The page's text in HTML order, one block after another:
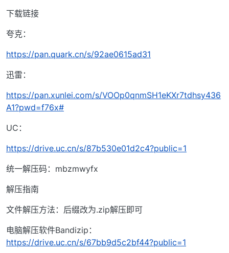
下载链接
夸克：
https://pan.quark.cn/s/92ae0615ad31
迅雷：
https://pan.xunlei.com/s/VOOp0qnmSH1eKXr7tdhsy436
A1?pwd=f76x#
UC：
https://drive.uc.cn/s/87b530e01d2c4?public=1
统一解压码：mbzmwyfx
解压指南
文件解压方法：后缀改为.zip解压即可
电脑解压软件Bandizip：
https://drive.uc.cn/s/67bb9d5c2bf44?public=1